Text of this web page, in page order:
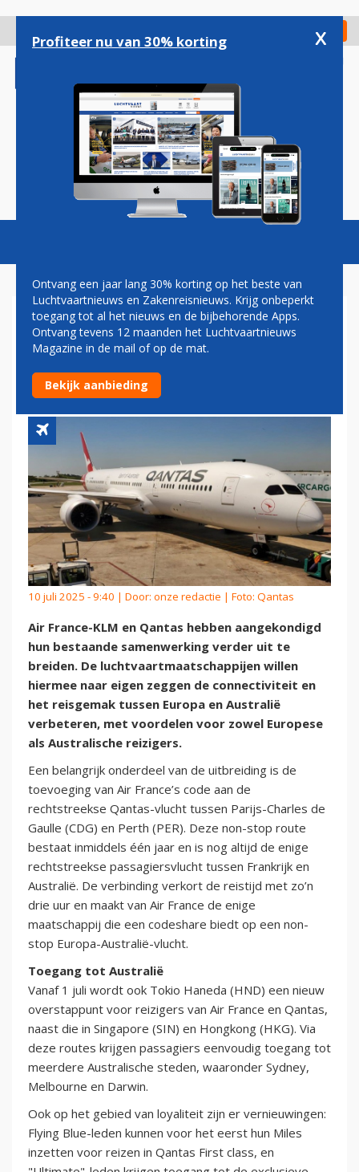
gaan
Check in
Magazine Podcasts Vacatures
AIR FRANCE-KLM EN QANTAS
BREIDEN SAMENWERKING
UIT
10 juli 2025 - 9:40 | Door: onze redactie | Foto: Qantas
Air France-KLM en Qantas hebben aangekondigd
hun bestaande samenwerking verder uit te
breiden. De luchtvaartmaatschappijen willen
hiermee naar eigen zeggen de connectiviteit en
het reisgemak tussen Europa en Australië
verbeteren, met voordelen voor zowel Europese
als Australische reizigers.
Een belangrijk onderdeel van de uitbreiding is de
toevoeging van Air France’s code aan de
rechtstreekse Qantas-vlucht tussen Parijs-Charles de
Gaulle (CDG) en Perth (PER). Deze non-stop route
bestaat inmiddels één jaar en is nog altijd de enige
rechtstreekse passagiersvlucht tussen Frankrijk en
Australië. De verbinding verkort de reistijd met zo’n
drie uur en maakt van Air France de enige
maatschappij die een codeshare biedt op een non-
stop Europa-Australië-vlucht.
Toegang tot Australië
Vanaf 1 juli wordt ook Tokio Haneda (HND) een nieuw
overstappunt voor reizigers van Air France en Qantas,
naast die in Singapore (SIN) en Hongkong (HKG). Via
deze routes krijgen passagiers eenvoudig toegang tot
meerdere Australische steden, waaronder Sydney,
Melbourne en Darwin.
Ook op het gebied van loyaliteit zijn er vernieuwingen:
Flying Blue-leden kunnen voor het eerst hun Miles
inzetten voor reizen in Qantas First class, en
Profiteer nu van 30% korting x
Ontvang een jaar lang 30% korting op het beste van
Luchtvaartnieuws en Zakenreisnieuws. Krijg onbeperkt
toegang tot al het nieuws en de bijbehorende Apps.
Ontvang tevens 12 maanden het Luchtvaartnieuws
Magazine in de mail of op de mat.
Bekijk aanbieding